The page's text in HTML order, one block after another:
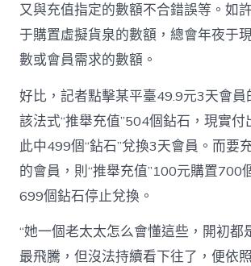
又與充值指定的數額不合錯誤等。如
于購置虛擬貨泉的數額，總會年夜于
數或會員需求的數額。
好比，記者點擊某平臺49.9元3天會員
該法式“推舉充值”504個鉆石，現實
此中499個“鉆石”兌換3天會員。而要
的會員，則“推舉充值”100元購置700
699個鉆石停止兌換。
“她一個老太太怎么會懂這些，開初都
最飛騰，但沒法持續看下往了，便依